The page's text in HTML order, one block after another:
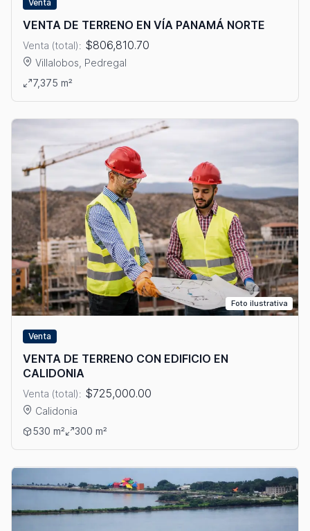
Venta
VENTA DE TERRENO EN VÍA PANAMÁ NORTE
Venta (total): $806,810.70
Villalobos, Pedregal
Ver detalles: VENTA DE TERRENO EN VÍA PANAMÁ NORTE
7,375 m²
Foto ilustrativa
Venta
VENTA DE TERRENO CON EDIFICIO EN
CALIDONIA
Venta (total): $725,000.00
Calidonia
Ver detalles: VENTA DE TERRENO CON EDIFICIO EN CALIDONIA
530 m² 300 m²